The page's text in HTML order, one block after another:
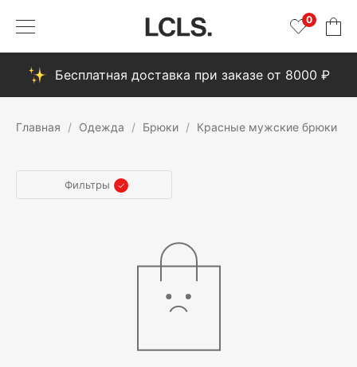
0
Бесплатная доставка при заказе от 8000 ₽
Главная Одежда Брюки Красные мужские брюки
Фильтры